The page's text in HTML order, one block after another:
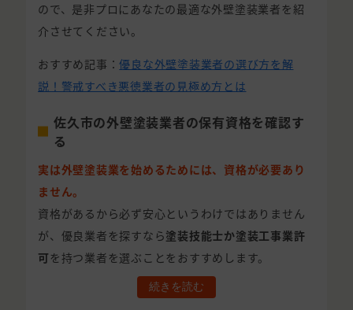
ので、是非プロにあなたの最適な外壁塗装業者を紹
介させてください。
おすすめ記事：優良な外壁塗装業者の選び方を解
説！警戒すべき悪徳業者の見極め方とは
佐久市の外壁塗装業者の保有資格を確認す
る
実は外壁塗装業を始めるためには、資格が必要あり
ません。
資格があるから必ず安心というわけではありません
が、優良業者を探すなら塗装技能士か塗装工事業許
可 を持つ業者を選ぶことをおすすめします。
続きを読む